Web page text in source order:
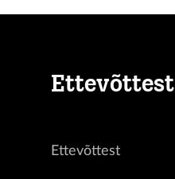
Ettevõttest
Ettevõttest